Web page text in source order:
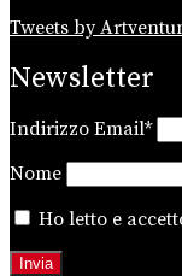
Tweets by
Newsletter
Indirizzo Email*
Nome
Ho letto e